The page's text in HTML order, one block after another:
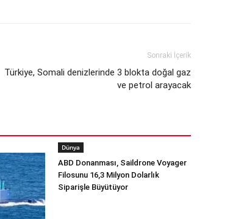
Sonraki İçerik
Türkiye, Somali denizlerinde 3 blokta doğal gaz
ve petrol arayacak
Dünya
ABD Donanması, Saildrone Voyager
Filosunu 16,3 Milyon Dolarlık
Siparişle Büyütüyor